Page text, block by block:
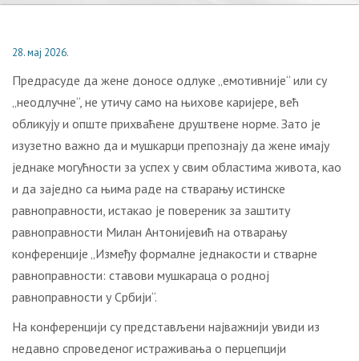
28. мај 2026.
Предрасуде да жене доносе одлуке „емотивније“ или су
„неодлучне“, не утичу само на њихове каријере, већ
обликују и опште прихваћене друштвене норме. Зато је
изузетно важно да и мушкарци препознају да жене имају
једнаке могућности за успех у свим областима живота, као
и да заједно са њима раде на стварању истинске
равноправности, истакао је повереник за заштиту
равноправности Милан Антонијевић на отварању
конференције „Између формалне једнакости и стварне
равноправности: ставови мушкараца о родној
равноправности у Србији“.
На конференцији су представљени најважнији увиди из
недавно спроведеног истраживања о перцепцији